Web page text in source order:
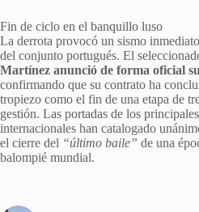
Fin de ciclo en el banquillo luso
La derrota provocó un sismo
del conjunto portugués. El
Martínez anunció de forma oficial
confirmando que su contrato ha
tropiezo como el fin de una etapa de
gestión. Las portadas de los
internacionales han catalogado
el cierre del “último baile” de una
balompié mundial.